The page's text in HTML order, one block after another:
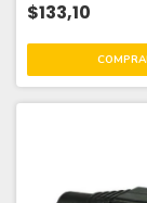
$133,10